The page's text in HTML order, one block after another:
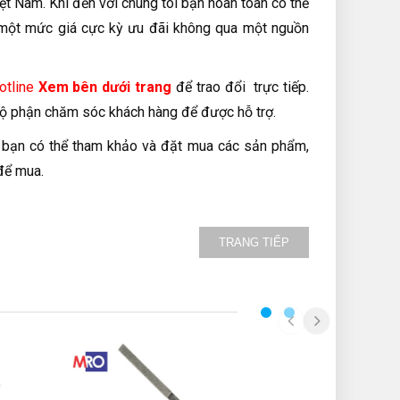
mức giá cực kỳ ưu đãi không qua một nguồn
Xem bên dưới trang để trao đổi trực tiếp.
phận chăm sóc khách hàng để được hỗ trợ.
có thể tham khảo và đặt mua các sản phẩm,
mua.
TRANG TIẾP